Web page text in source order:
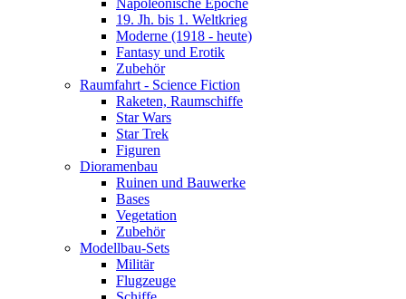
Napoleonische Epoche
19. Jh. bis 1. Weltkrieg
Moderne (1918 - heute)
Fantasy und Erotik
Zubehör
Raumfahrt - Science Fiction
Raketen, Raumschiffe
Star Wars
Star Trek
Figuren
Dioramenbau
Ruinen und Bauwerke
Bases
Vegetation
Zubehör
Modellbau-Sets
Militär
Flugzeuge